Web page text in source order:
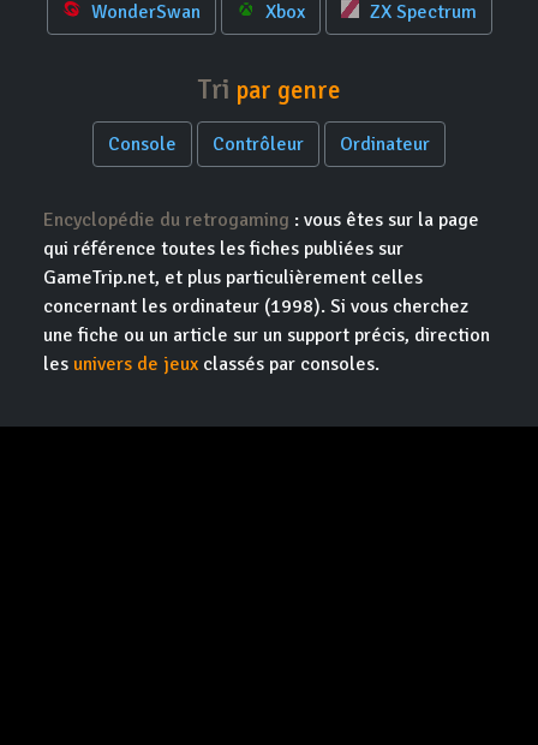
WonderSwan Xbox ZX Spectrum
Tri par genre
Console Contrôleur Ordinateur
Encyclopédie du retrogaming : vous êtes sur la page
qui référence toutes les fiches publiées sur
GameTrip.net, et plus particulièrement celles
concernant les ordinateur (1998). Si vous cherchez
une fiche ou un article sur un support précis, direction
les univers de jeux classés par consoles.